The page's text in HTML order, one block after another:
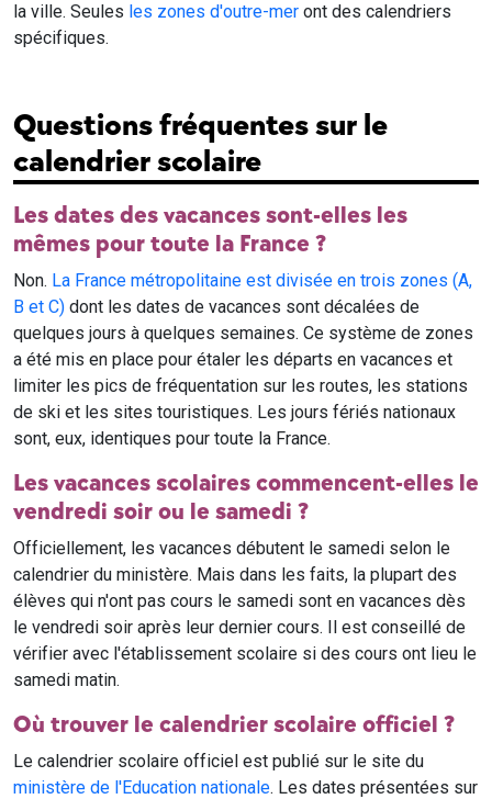
la ville. Seules les zones d'outre-mer ont des calendriers
spécifiques.
Questions fréquentes sur le
calendrier scolaire
Les dates des vacances sont-elles les
mêmes pour toute la France ?
Non. La France métropolitaine est divisée en trois zones (A,
B et C) dont les dates de vacances sont décalées de
quelques jours à quelques semaines. Ce système de zones
a été mis en place pour étaler les départs en vacances et
limiter les pics de fréquentation sur les routes, les stations
de ski et les sites touristiques. Les jours fériés nationaux
sont, eux, identiques pour toute la France.
Les vacances scolaires commencent-elles le
vendredi soir ou le samedi ?
Officiellement, les vacances débutent le samedi selon le
calendrier du ministère. Mais dans les faits, la plupart des
élèves qui n'ont pas cours le samedi sont en vacances dès
le vendredi soir après leur dernier cours. Il est conseillé de
vérifier avec l'établissement scolaire si des cours ont lieu le
samedi matin.
Où trouver le calendrier scolaire officiel ?
Le calendrier scolaire officiel est publié sur le site du
ministère de l'Education nationale. Les dates présentées sur